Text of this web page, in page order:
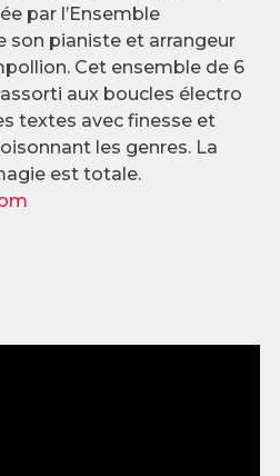
par l’Ensemble
son pianiste et arrangeur
Cet ensemble de 6
aux boucles électro
textes avec finesse et
les genres. La
est totale.